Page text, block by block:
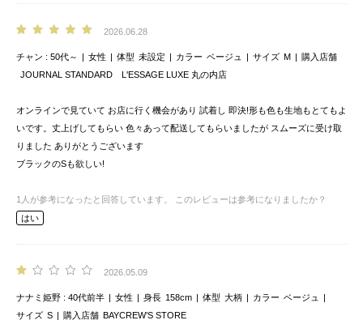
2026.06.28
チャン 50代～ 女性 体型 未設定 カラー ベージュ サイズ M
購入店舗
JOURNAL STANDARD L'ESSAGE LUXE 丸の内店
オンラインで見ていて お店に行く機会があり 試着し 即決!形も色も生地もとてもよ
いです。丈上げしてもらい 色々あって配送してもらいましたが スムーズに受け取
りました ありがとうございます
ブラックのSも欲しい!
1 人が参考になったと回答しています。
このレビューは参考になりましたか？
はい
2026.05.09
ナナミ姫野 40代前半 女性 身長 158cm 体型 大柄 カラー ベージュ
サイズ S 購入店舗 BAYCREW’S STORE